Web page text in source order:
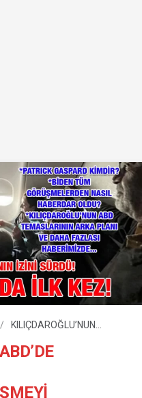
KILIÇDAROĞLU’NUN
GÖRÜŞMEDİĞİ/GÖRÜŞME
Yİ REDDETTİĞİ DOĞRU